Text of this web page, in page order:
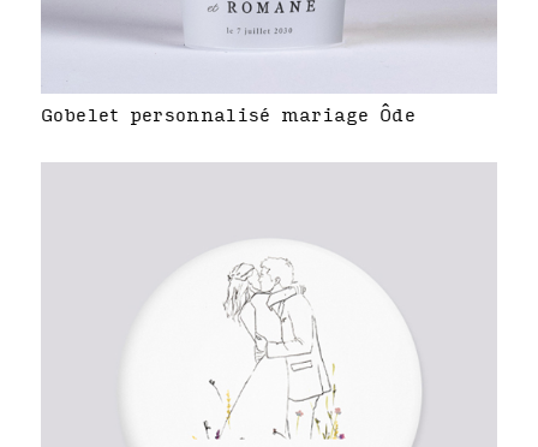
Gobelet personnalisé mariage Ôde